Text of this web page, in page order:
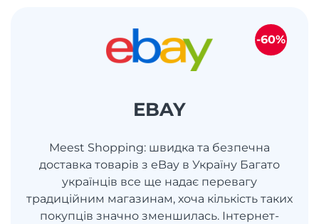
EBAY
Meest Shopping: швидка та безпечна
доставка товарів з eBay в Україну Багато
українців все ще надає перевагу
традиційним магазинам, хоча кількість таких
покупців значно зменшилась. Інтернет-
-60%